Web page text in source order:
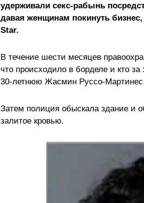
удерживали секс-рабынь
давая женщинам покинуть
Star.
В течение шести месяцев
что происходило в борделе и кто
30-летнюю Жасмин Руссо-
Затем полиция обыскала здание и
залитое кровью.